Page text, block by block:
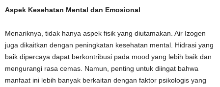
Aspek Kesehatan Mental dan Emosional
Menariknya, tidak hanya aspek fisik yang diutamakan. Air Izogen
juga dikaitkan dengan peningkatan kesehatan mental. Hidrasi yang
baik dipercaya dapat berkontribusi pada mood yang lebih baik dan
mengurangi rasa cemas. Namun, penting untuk diingat bahwa
manfaat ini lebih banyak berkaitan dengan faktor psikologis yang